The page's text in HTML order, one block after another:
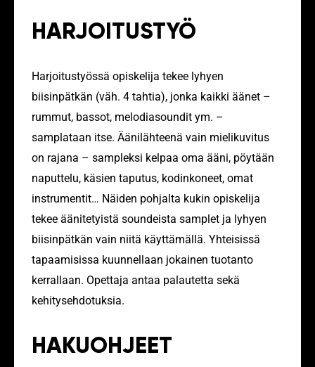
HARJOITUSTYÖ
Harjoitustyössä opiskelija tekee lyhyen
biisinpätkän (väh. 4 tahtia), jonka kaikki äänet –
rummut, bassot, melodiasoundit ym. –
samplataan itse. Äänilähteenä vain mielikuvitus
on rajana – sampleksi kelpaa oma ääni, pöytään
naputtelu, käsien taputus, kodinkoneet, omat
instrumentit… Näiden pohjalta kukin opiskelija
tekee äänitetyistä soundeista samplet ja lyhyen
biisinpätkän vain niitä käyttämällä. Yhteisissä
tapaamisissa kuunnellaan jokainen tuotanto
kerrallaan. Opettaja antaa palautetta sekä
kehitysehdotuksia.
HAKUOHJEET